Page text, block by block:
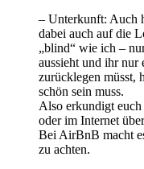
– Unterkunft: Auch
dabei auch auf die
„blind“ wie ich –
aussieht und ihr nur
zurücklegen müsst,
schön sein muss.
Also erkundigt
oder im Internet
Bei AirBnB macht
zu achten.